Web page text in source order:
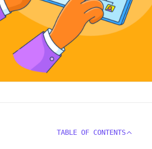
TABLE OF CONTENTS